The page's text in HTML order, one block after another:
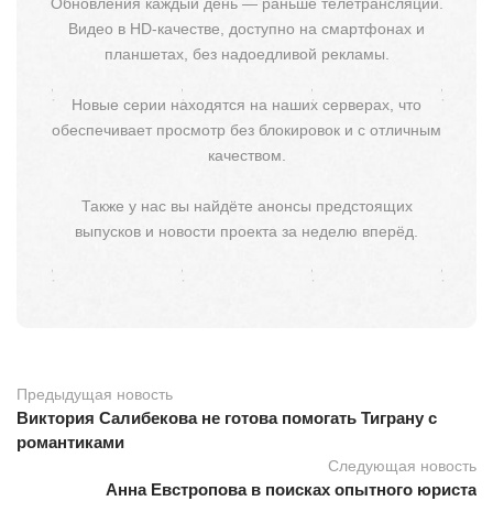
Видео в HD-качестве, доступно на смартфонах и
планшетах, без надоедливой рекламы.
Новые серии находятся на наших серверах, что
обеспечивает просмотр без блокировок и с отличным
качеством.
Также у нас вы найдёте анонсы предстоящих
выпусков и новости проекта за неделю вперёд.
Предыдущая новость
Виктория Салибекова не готова помогать Тиграну с
романтиками
Следующая новость
Анна Евстропова в поисках опытного юриста